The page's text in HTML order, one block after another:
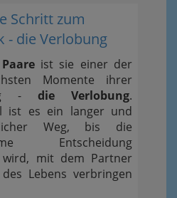
Schritt zum
- die Verlobung
ist sie einer der
Momente ihrer
- die Verlobung.
ist es ein langer und
Weg, bis die
Entscheidung
mit dem Partner
Lebens verbringen